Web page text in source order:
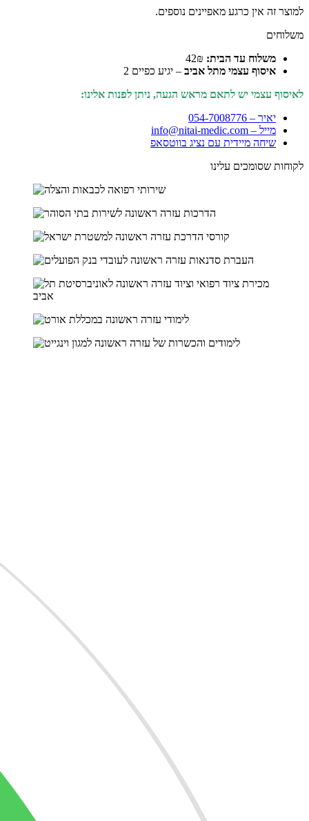
למוצר זה אין כרגע מאפיינים נוספים.
משלוחים
משלוח עד הבית:
איסוף עצמי מתל אביב – יגיע כפיים 2
לאיסוף עצמי יש לתאם מראש הגעה, ניתן לפנות אלינו:
יאיר – 054-7008776
מייל – info@nitai-medic.com
שיחה מיידית עם נציג בווטסאפ
לקוחות שסומכים עלינו